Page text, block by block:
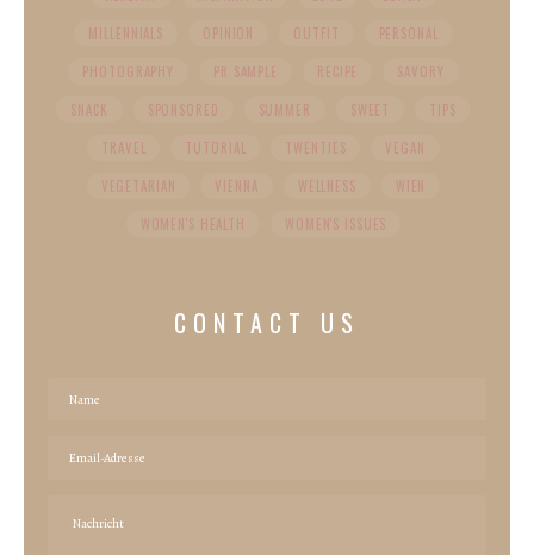
MILLENNIALS
OPINION OUTFIT
PERSONAL
PHOTOGRAPHY
PR SAMPLE RECIPE
SAVORY
SNACK
SPONSORED SUMMER SWEET
TIPS
TRAVEL
TUTORIAL TWENTIES
VEGAN
VEGETARIAN
VIENNA WELLNESS
WIEN
WOMEN'S HEALTH
WOMEN'S ISSUES
CONTACT US